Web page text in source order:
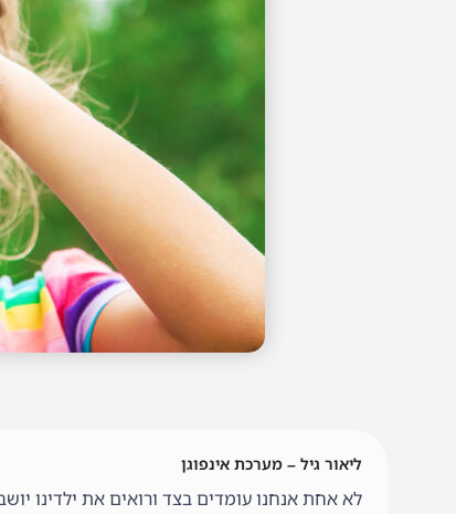
ליאור גיל – מערכת אינפוגן
לא אחת אנחנו עומדים בצד ורואים את ילדינו